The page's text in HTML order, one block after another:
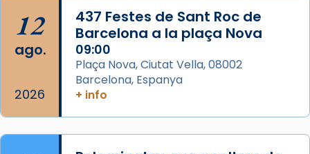
Foto
View on Facebook · Share
12
ago.
2026
437 Festes de Sant Roc de
Barcelona a la plaça Nova
09:00
Plaça Nova, Ciutat Vella, 08002
Barcelona, Espanya
+ info